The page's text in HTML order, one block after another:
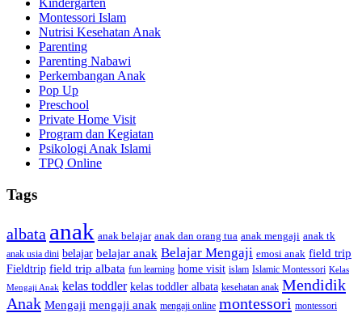
Montessori Islam
Nutrisi Kesehatan Anak
Parenting
Parenting Nabawi
Perkembangan Anak
Pop Up
Preschool
Private Home Visit
Program dan Kegiatan
Psikologi Anak Islami
TPQ Online
Tags
albata anak anak belajar anak dan orang tua anak mengaji anak tk
anak usia dini belajar belajar anak Belajar Mengaji emosi anak field trip
Fieldtrip field trip albata fun learning home visit islam Islamic Montessori Kelas
Mengaji Anak kelas toddler kelas toddler albata kesehatan anak Mendidik
Anak Mengaji mengaji anak mengaji online montessori montessori